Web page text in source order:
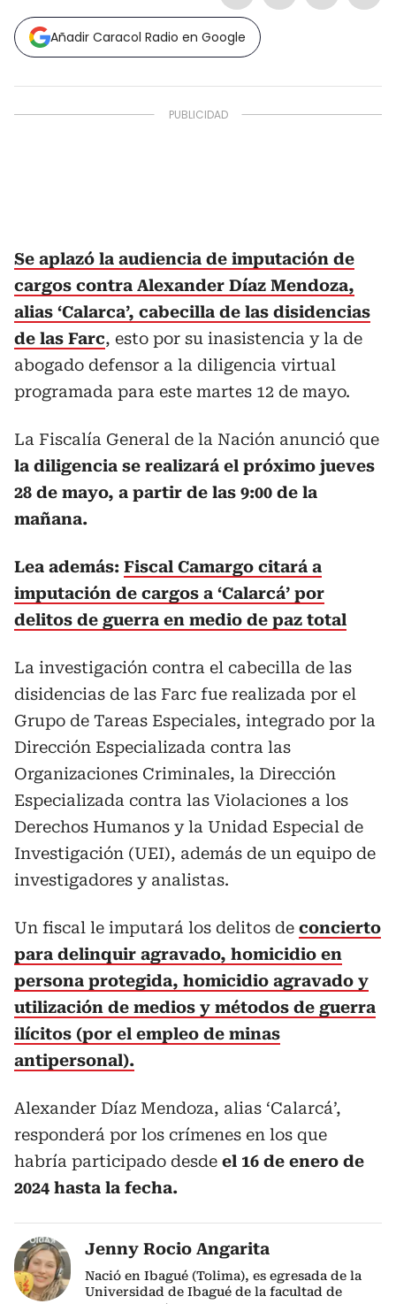
Añadir Caracol Radio en Google
Se aplazó la audiencia de imputación de
cargos contra Alexander Díaz Mendoza,
alias ‘Calarca’, cabecilla de las disidencias
de las Farc, esto por su inasistencia y la de
abogado defensor a la diligencia virtual
programada para este martes 12 de mayo.
La Fiscalía General de la Nación anunció que
la diligencia se realizará el próximo jueves
28 de mayo, a partir de las 9:00 de la
mañana.
Lea además: Fiscal Camargo citará a
imputación de cargos a ‘Calarcá’ por
delitos de guerra en medio de paz total
La investigación contra el cabecilla de las
disidencias de las Farc fue realizada por el
Grupo de Tareas Especiales, integrado por la
Dirección Especializada contra las
Organizaciones Criminales, la Dirección
Especializada contra las Violaciones a los
Derechos Humanos y la Unidad Especial de
Investigación (UEI), además de un equipo de
investigadores y analistas.
Un fiscal le imputará los delitos de concierto
para delinquir agravado, homicidio en
persona protegida, homicidio agravado y
utilización de medios y métodos de guerra
ilícitos (por el empleo de minas
antipersonal).
Alexander Díaz Mendoza, alias ‘Calarcá’,
responderá por los crímenes en los que
habría participado desde el 16 de enero de
2024 hasta la fecha.
Jenny Rocio Angarita
Nació en Ibagué (Tolima), es egresada de la
Universidad de Ibagué de la facultad de